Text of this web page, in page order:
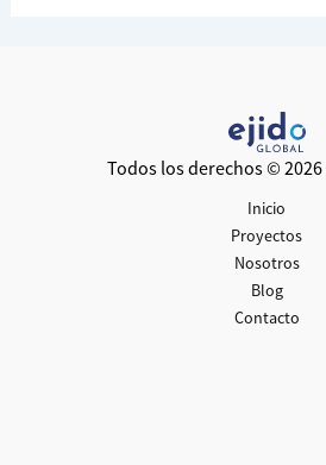
Todos los derechos ©
Inicio
Proyectos
Nosotros
Blog
Contacto